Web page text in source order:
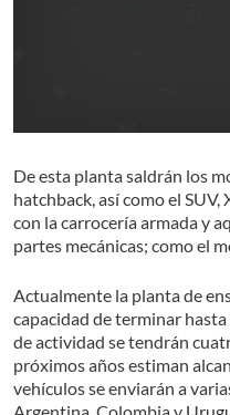
De esta planta saldrán los
hatchback, así como el
con la carrocería armada y
partes mecánicas; como el
Actualmente la planta de
capacidad de terminar
de actividad se tendrán
próximos años estiman
vehículos se enviarán a